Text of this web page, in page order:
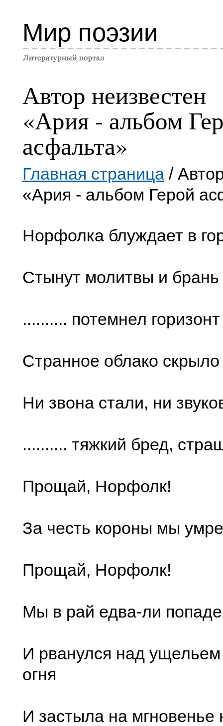
Мир поэзии
Автор неизвестен
«Ария - альбом
асфальта»
Главная страница /
«Ария - альбом Герой
Норфолка блуждает в
Стынут молитвы и брань
.......... потемнел горизонт
Странное облако скрыло
Ни звона стали, ни
.......... тяжкий бред,
Прощай, Норфолк!
За честь короны мы
Прощай, Норфолк!
Мы в рай едва-ли
И рванулся над ущельем
огня
И застыла на мгновенье